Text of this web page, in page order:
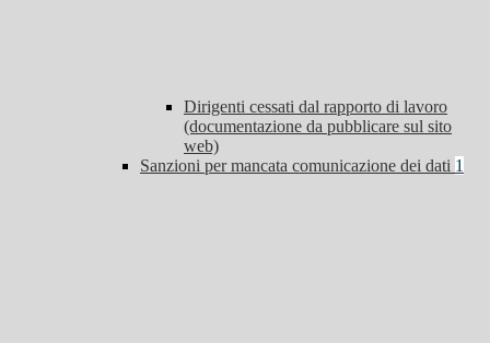
Dirigenti cessati dal rapporto di lavoro
(documentazione da pubblicare sul sito
web)
Sanzioni per mancata comunicazione dei dati 1